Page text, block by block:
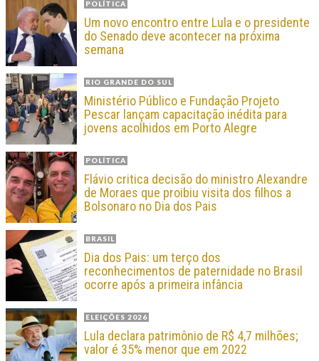
POLÍTICA
Um novo encontro entre Lula e o presidente
do Senado deve acontecer na próxima
semana
RIO GRANDE DO SUL
Ministério Público e Fundação Projeto
Pescar lançam capacitação inédita para
jovens acolhidos em Porto Alegre
POLÍTICA
Flávio critica decisão do ministro Alexandre
de Moraes que proibiu visita dos filhos a
Bolsonaro no Dia dos Pais
BRASIL
Dia dos Pais: um terço dos
reconhecimentos de paternidade no Brasil
ocorre após a primeira infância
ELEIÇÕES 2026
Lula declara patrimônio de R$ 4,7 milhões;
valor é 35% menor que em 2022